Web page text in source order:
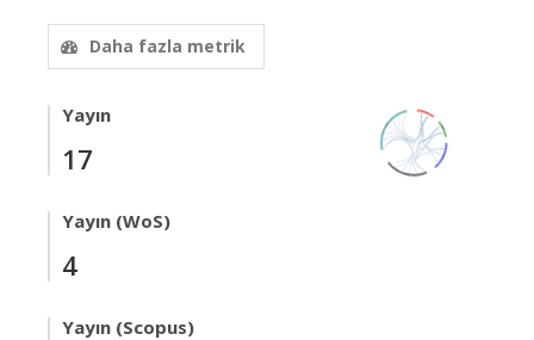
Daha fazla metrik
Yayın
17
Yayın (WoS)
4
Yayın (Scopus)